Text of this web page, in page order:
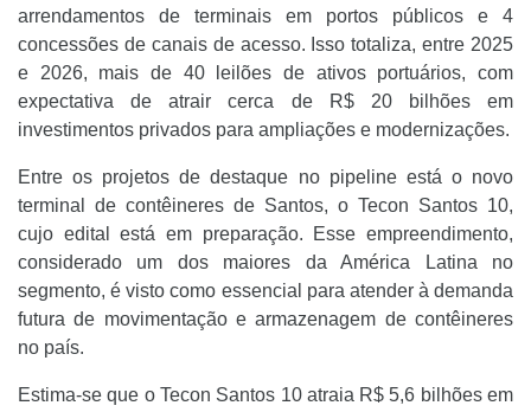
arrendamentos de terminais em portos públicos e 4
concessões de canais de acesso. Isso totaliza, entre 2025
e 2026, mais de 40 leilões de ativos portuários, com
expectativa de atrair cerca de R$ 20 bilhões em
investimentos privados para ampliações e modernizações.
Entre os projetos de destaque no pipeline está o novo
terminal de contêineres de Santos, o Tecon Santos 10,
cujo edital está em preparação. Esse empreendimento,
considerado um dos maiores da América Latina no
segmento, é visto como essencial para atender à demanda
futura de movimentação e armazenagem de contêineres
no país.
Estima-se que o Tecon Santos 10 atraia R$ 5,6 bilhões em